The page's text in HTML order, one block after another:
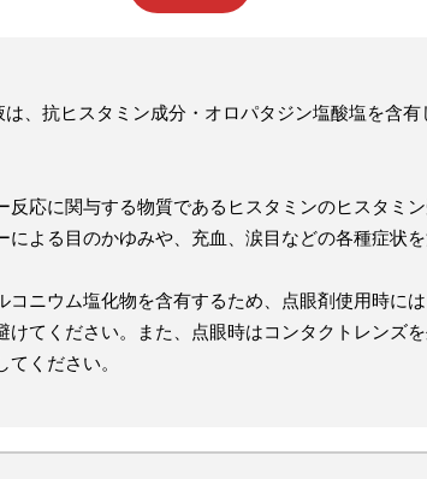
は、抗ヒスタミン成分・オロパタジン塩酸塩を含有
反応に関与する物質であるヒスタミンのヒスタミ
による目のかゆみや、充血、涙目などの各種症状を
コニウム塩化物を含有するため、点眼剤使用時に
けてください。また、点眼時はコンタクトレンズ
てください。